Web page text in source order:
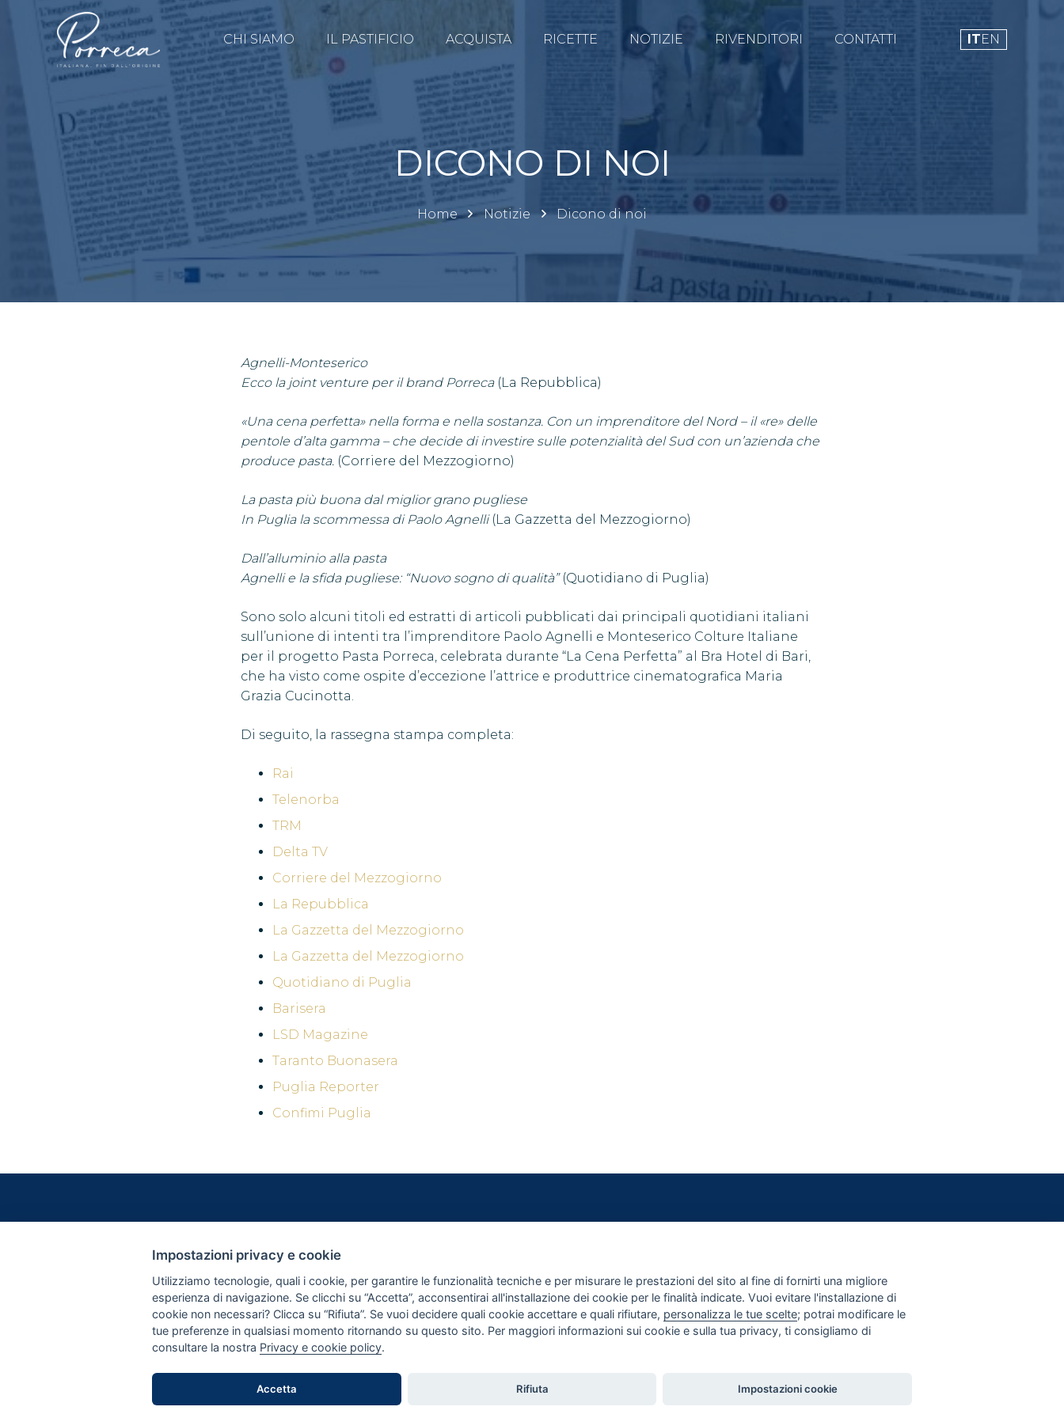
CHI SIAMO IL PASTIFICIO ACQUISTA RICETTE NOTIZIE RIVENDITORI CONTATTI ITEN
DICONO DI NOI
Home Notizie Dicono di noi
Agnelli-Monteserico
Ecco la joint venture per il brand Porreca(La Repubblica)
«Una cena perfetta» nella forma e nella sostanza. Con un imprenditore del Nord – il «re» delle
pentole d’alta gamma – che decide di investire sulle potenzialità del Sud con un’azienda che
produce pasta. (Corriere del Mezzogiorno)
La pasta più buona dal miglior grano pugliese
In Puglia la scommessa di Paolo Agnelli(La Gazzetta del Mezzogiorno)
Dall’alluminio alla pasta
Agnelli e la sfida pugliese: “Nuovo sogno di qualità”(Quotidiano di Puglia)
Sono solo alcuni titoli ed estratti di articoli pubblicati dai principali quotidiani italiani
sull’unione di intenti tra l’imprenditore Paolo Agnelli e Monteserico Colture Italiane
per il progetto Pasta Porreca, celebrata durante “La Cena Perfetta” al Bra Hotel di Bari,
che ha visto come ospite d’eccezione l’attrice e produttrice cinematografica Maria
Grazia Cucinotta.
Di seguito, la rassegna stampa completa:
Rai
Telenorba
TRM
Delta TV
Corriere del Mezzogiorno
La Repubblica
La Gazzetta del Mezzogiorno
La Gazzetta del Mezzogiorno
Quotidiano di Puglia
Barisera
LSD Magazine
Taranto Buonasera
Puglia Reporter
Confimi Puglia
LA NOSTRA CASA
LA PASTA
I GRANI
PAGAMENTI
SPEDIZIONI E RESI
IMPOSTAZIONI COOKIE
© 2026 Monteserico Colture Italiane – P.IVA 08606270729
Impostazioni privacy e cookie
Utilizziamo tecnologie, quali i cookie, per garantire le funzionalità tecniche e per misurare le prestazioni del sito al fine di fornirti una migliore
esperienza di navigazione. Se clicchi su “Accetta”, acconsentirai all'installazione dei cookie per le finalità indicate. Vuoi evitare l'installazione di
cookie non necessari? Clicca su “Rifiuta”. Se vuoi decidere quali cookie accettare e quali rifiutare, personalizza le tue scelte; potrai modificare le
tue preferenze in qualsiasi momento ritornando su questo sito. Per maggiori informazioni sui cookie e sulla tua privacy, ti consigliamo di
consultare la nostra Privacy e cookie policy.
Accetta Rifiuta Impostazioni cookie